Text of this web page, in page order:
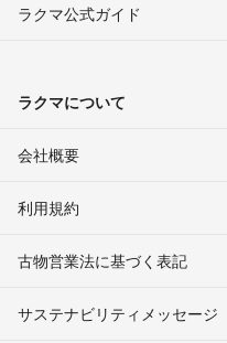
ラクマ公式ガイド
ラクマについて
会社概要
利用規約
古物営業法に基づく表記
サステナビリティメッセージ